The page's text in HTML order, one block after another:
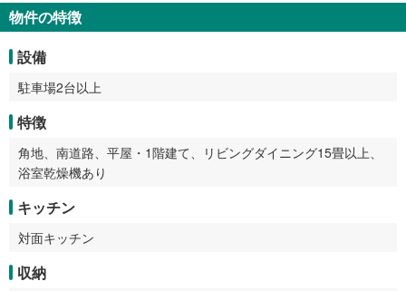
物件の特徴
設備
駐車場2台以上
特徴
角地、南道路、平屋・1階建て、リビングダイニング15畳以上、
浴室乾燥機あり
キッチン
対面キッチン
収納